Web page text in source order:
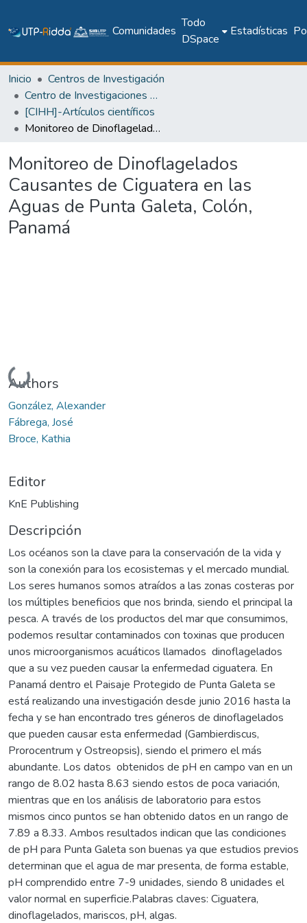
Comunidades
Todo
DSpace
Estadísticas
Inicio
Centros de Investigación
Centro de Investigaciones Hidráulicas e Hidrotécnicas
[CIHH]-Artículos científicos
Monitoreo de Dinoflagelados Causantes de Ciguatera en las Aguas de Punta Galeta, Colón, Panamá
Monitoreo de Dinoflagelados
Causantes de Ciguatera en las
Aguas de Punta Galeta, Colón,
Panamá
Cargando...
Authors
González, Alexander
Fábrega, José
Broce, Kathia
Editor
KnE Publishing
Descripción
Los océanos son la clave para la conservación de la vida y
son la conexión para los ecosistemas y el mercado mundial.
Los seres humanos somos atraídos a las zonas costeras por
los múltiples beneficios que nos brinda, siendo el principal la
pesca. A través de los productos del mar que consumimos,
podemos resultar contaminados con toxinas que producen
unos microorganismos acuáticos llamados dinoflagelados
que a su vez pueden causar la enfermedad ciguatera. En
Panamá dentro el Paisaje Protegido de Punta Galeta se
está realizando una investigación desde junio 2016 hasta la
fecha y se han encontrado tres géneros de dinoflagelados
que pueden causar esta enfermedad (Gambierdiscus,
Prorocentrum y Ostreopsis), siendo el primero el más
abundante. Los datos obtenidos de pH en campo van en un
rango de 8.02 hasta 8.63 siendo estos de poca variación,
mientras que en los análisis de laboratorio para estos
mismos cinco puntos se han obtenido datos en un rango de
7.89 a 8.33. Ambos resultados indican que las condiciones
de pH para Punta Galeta son buenas ya que estudios previos
determinan que el agua de mar presenta, de forma estable,
pH comprendido entre 7-9 unidades, siendo 8 unidades el
valor normal en superficie.Palabras claves: Ciguatera,
dinoflagelados, mariscos, pH, algas.